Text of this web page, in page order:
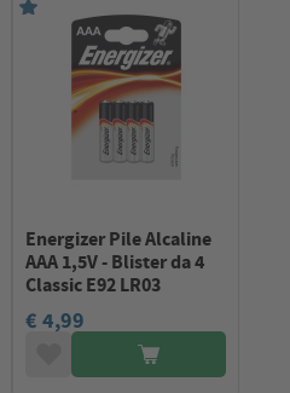
Energizer Pile Alcaline
AAA 1,5V - Blister da 4
Classic E92 LR03
€ 4,99